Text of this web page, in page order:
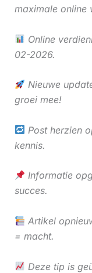
maximale online
Online
02-2026.
Nieuwe
groei mee!
Post herzien
kennis.
Informatie
succes.
Artikel
= macht.
Deze tip is